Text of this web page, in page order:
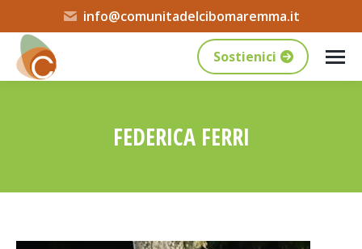
info@comunitadelcibomaremma.it
Sostienici
FEDERICA FERRI